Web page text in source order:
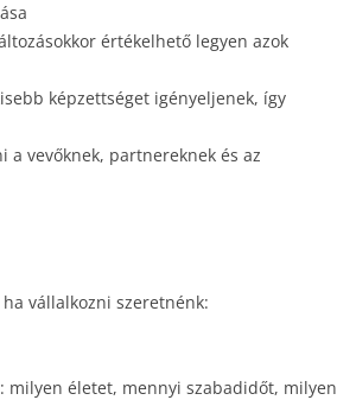
értékelhető legyen azok
képzettséget igényeljenek, így
vevőknek, partnereknek és az
vállalkozni szeretnénk:
életet, mennyi szabadidőt, milyen